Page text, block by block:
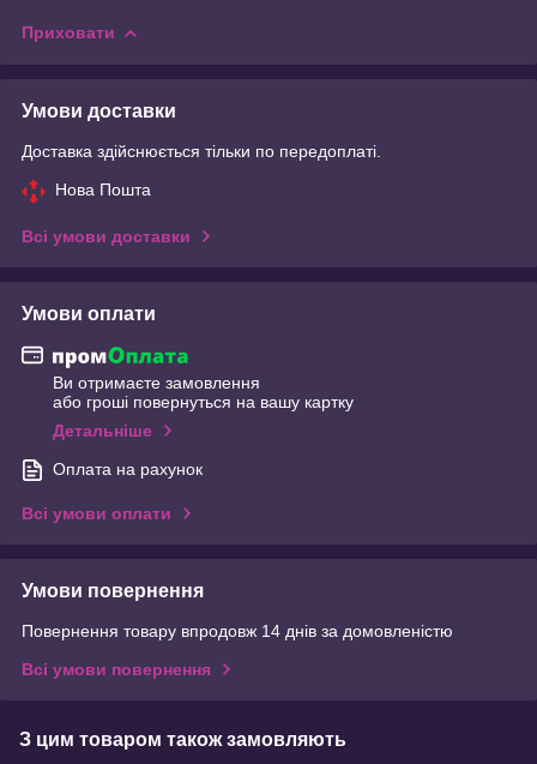
Приховати
Умови доставки
Доставка здійснюється тільки по передоплаті.
Нова Пошта
Всі умови доставки
Умови оплати
Ви отримаєте замовлення
або гроші повернуться на вашу картку
Детальніше
Оплата на рахунок
Всі умови оплати
Умови повернення
Повернення товару впродовж 14 днів за домовленістю
Всі умови повернення
З цим товаром також замовляють